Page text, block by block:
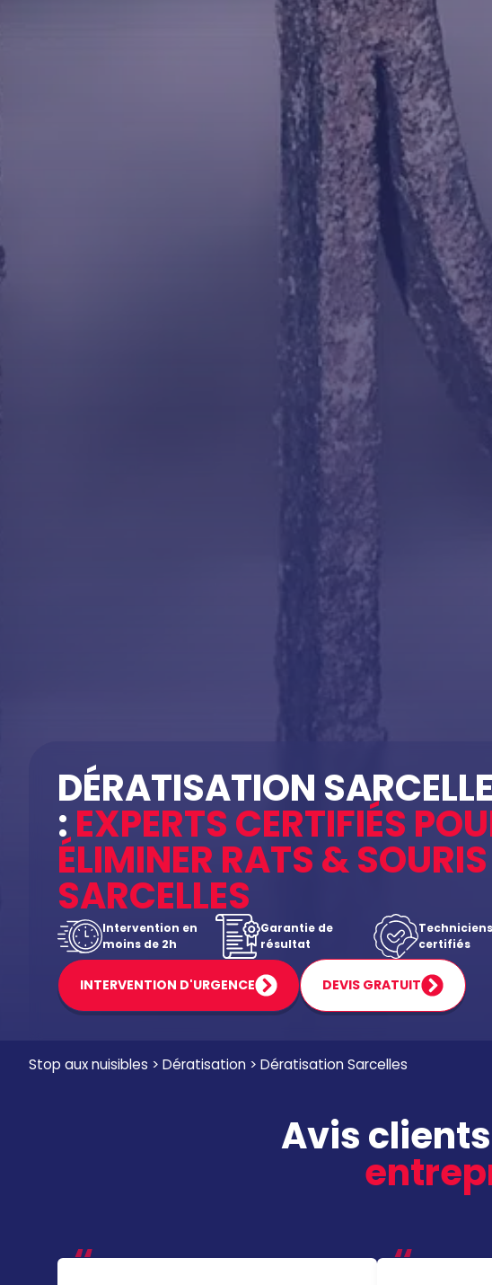
DÉRATISATION
:EXPERTS CERTIFIÉS
ÉLIMINER RATS & SOURIS
SARCELLES
Intervention en
moins de 2h
Garantie de
résultat
Techniciens
certifiés
INTERVENTION D'URGENCE DEVIS GRATUIT
Stop aux nuisibles > Dératisation > Dératisation Sarcelles
Avis